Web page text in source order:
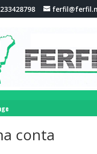
233428798
conta